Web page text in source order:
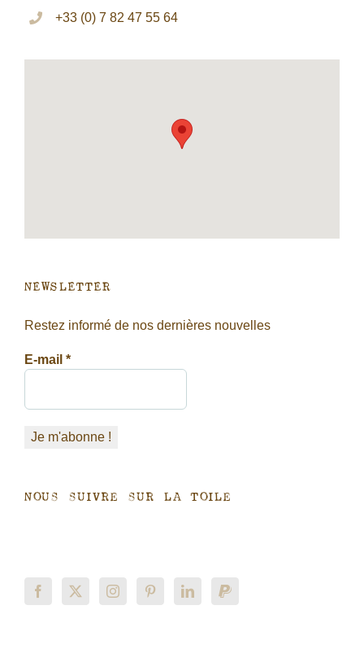
+33 (0) 7 82 47 55 64
NEWSLETTER
Restez informé de nos dernières nouvelles
E-mail *
Nous suivre sur la toile